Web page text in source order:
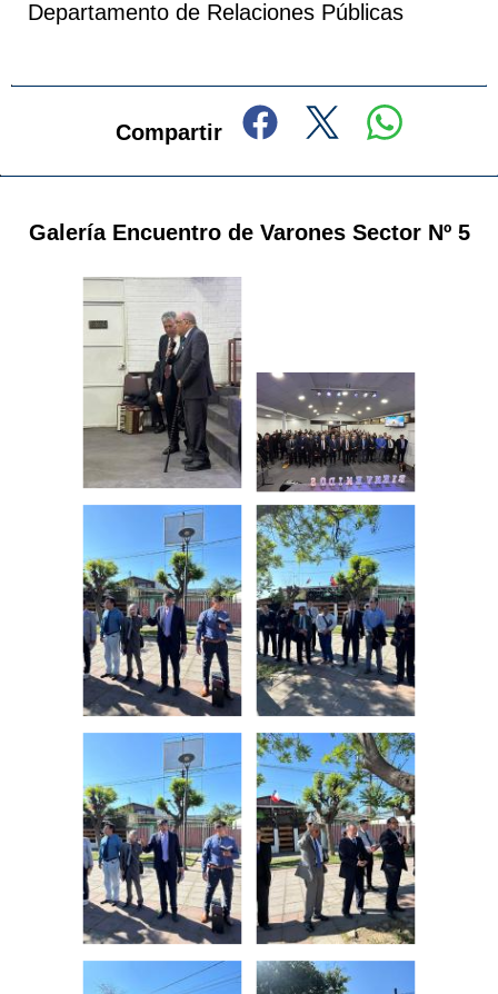
Departamento de Relaciones Públicas
Compartir
Galería Encuentro de Varones Sector Nº 5